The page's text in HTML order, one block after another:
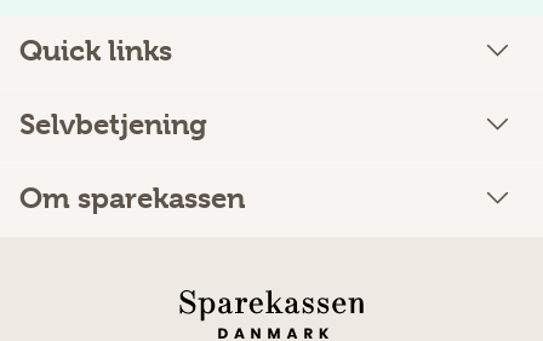
Quick links
Selvbetjening
Om sparekassen